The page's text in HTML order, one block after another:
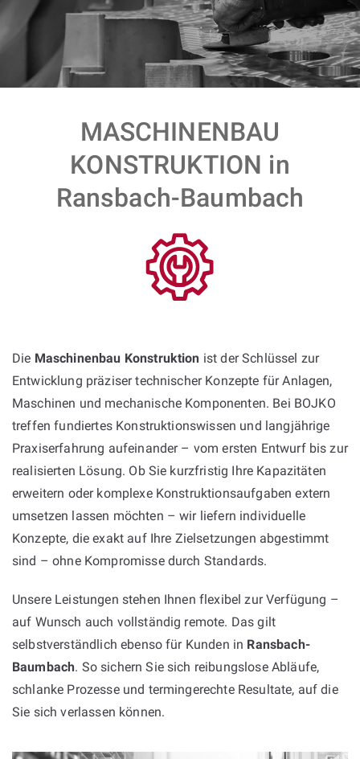
MASCHINENBAU
KONSTRUKTION in
Ransbach-Baumbach
Die Maschinenbau Konstruktion ist der Schlüssel zur
Entwicklung präziser technischer Konzepte für Anlagen,
Maschinen und mechanische Komponenten. Bei BOJKO
treffen fundiertes Konstruktionswissen und langjährige
Praxiserfahrung aufeinander – vom ersten Entwurf bis zur
realisierten Lösung. Ob Sie kurzfristig Ihre Kapazitäten
erweitern oder komplexe Konstruktionsaufgaben extern
umsetzen lassen möchten – wir liefern individuelle
Konzepte, die exakt auf Ihre Zielsetzungen abgestimmt
sind – ohne Kompromisse durch Standards.
Unsere Leistungen stehen Ihnen flexibel zur Verfügung –
auf Wunsch auch vollständig remote. Das gilt
selbstverständlich ebenso für Kunden in Ransbach-
Baumbach. So sichern Sie sich reibungslose Abläufe,
schlanke Prozesse und termingerechte Resultate, auf die
Sie sich verlassen können.